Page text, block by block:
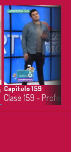
Capítulo 159
Clase 159 - Profe